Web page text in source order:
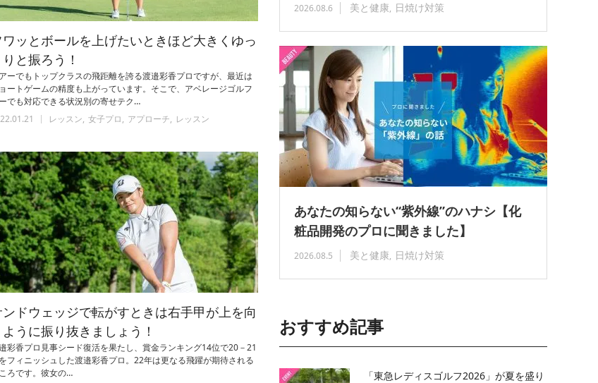
ワッとボールを上げたいときほど大きくゆっ
りと振ろう！
ーでもトップクラスの飛距離を誇る渡邉彩香プロですが、最近は
ートゲームの精度も上がっています。そこで、アベレージゴルフ
でも対応できる状況別の寄せテク…
レッスン 女子プロ アプローチ レッスン
ンドウェッジで転がすときは右手甲が上を向
ように振り抜きましょう！
彩香プロ見事シード復活を果たし、賞金ランキング14位で20－21
フィニッシュした渡邉彩香プロ。22年は更なる飛躍が期待される
ろです。彼女の…
2026.08.6 美と健康 日焼け対策
あなたの知らない“紫外線”のハナシ【化
粧品開発のプロに聞きました】
2026.08.5 美と健康 日焼け対策
おすすめ記事
「東急レディスゴルフ2026」が夏を盛り